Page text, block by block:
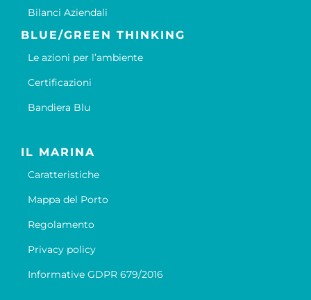
Bilanci Aziendali
BLUE/GREEN THINKING
Le azioni per l’ambiente
Certificazioni
Bandiera Blu
IL MARINA
Caratteristiche
Mappa del Porto
Regolamento
Privacy policy
Informative GDPR 679/2016